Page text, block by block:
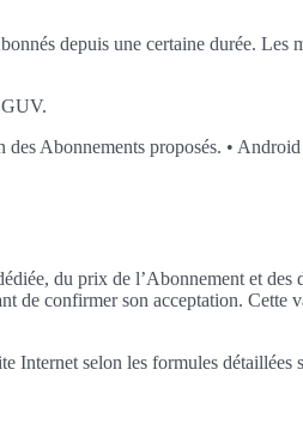
depuis une certaine durée. Les
Abonnements proposés. •
du prix de l’Abonnement et des
de confirmer son acceptation. Cette
Internet selon les formules détaillées